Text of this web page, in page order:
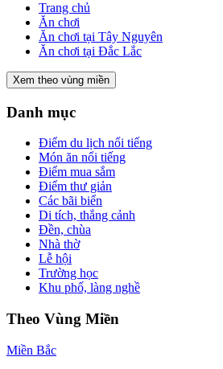
Trang chủ
Ăn chơi
Ăn chơi tại Tây Nguyên
Ăn chơi tại Đắc Lắc
Xem theo vùng miền
Danh mục
Điểm du lịch nổi tiếng
Món ăn nổi tiếng
Điểm mua sắm
Điểm thư giản
Các bãi biển
Di tích, thắng cảnh
Đền, chùa
Nhà thờ
Lễ hội
Trường học
Khu phố, làng nghề
Theo Vùng Miền
Miền Bắc